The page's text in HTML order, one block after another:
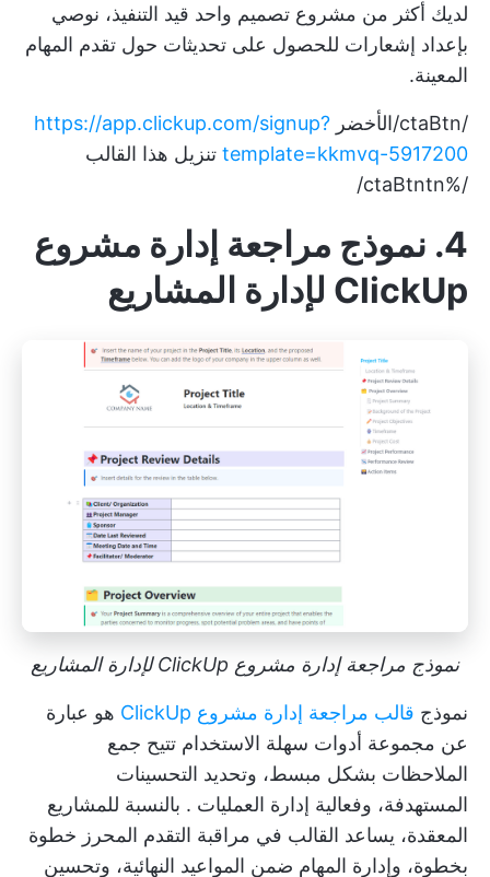
لديك أكثر من مشروع تصميم واحد قيد التنفيذ، نوصي
بإعداد إشعارات للحصول على تحديثات حول تقدم المهام
المعينة.
/ctaBtn/الأخضر
https://app.clickup.com/signup?
template=kkmvq-5917200 تنزيل هذا القالب
/%ctaBtntn/
4. نموذج مراجعة إدارة مشروع
ClickUp لإدارة المشاريع
نموذج مراجعة إدارة مشروع ClickUp لإدارة المشاريع
نموذج قالب مراجعة إدارة مشروع ClickUp
هو عبارة
عن مجموعة أدوات سهلة الاستخدام تتيح جمع
الملاحظات بشكل مبسط، وتحديد التحسينات
المستهدفة، وفعالية إدارة العمليات . بالنسبة للمشاريع
المعقدة، يساعد القالب في مراقبة التقدم المحرز خطوة
بخطوة، وإدارة المهام ضمن المواعيد النهائية، وتحسين